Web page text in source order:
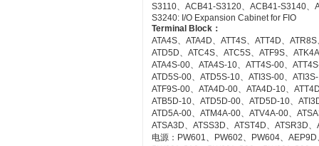
S3110、ACB41-S3120、ACB41-S3140
S3240: I/O Expansion Cabinet for FIO
Terminal Block ：
ATA4S、ATA4D、ATT4S、ATT4D、
ATD5D、ATC4S、ATC5S、ATF9S、
ATA4S-00、ATA4S-10、ATT4S-00、
ATD5S-00、ATD5S-10、ATI3S-00、
ATF9S-00、ATA4D-00、ATA4D-10、
ATB5D-10、ATD5D-00、ATD5D-10、
ATD5A-00、ATM4A-00、ATV4A-00、
ATSA3D、ATSS3D、ATST4D、ATSR3D
电源：PW601、PW602、PW604、